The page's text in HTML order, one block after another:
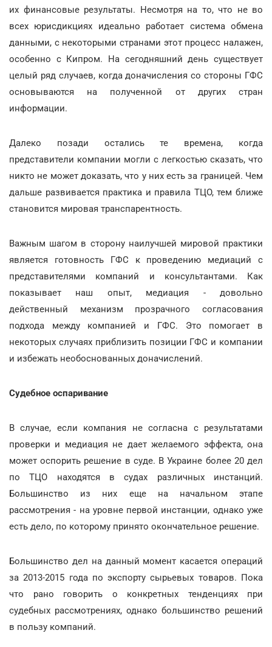
их финансовые результаты. Несмотря на то, что не во
всех юрисдикциях идеально работает система обмена
данными, с некоторыми странами этот процесс налажен,
особенно с Кипром. На сегодняшний день существует
целый ряд случаев, когда доначисления со стороны ГФС
основываются на полученной от других стран
информации.
Далеко позади остались те времена, когда
представители компании могли с легкостью сказать, что
никто не может доказать, что у них есть за границей. Чем
дальше развивается практика и правила ТЦО, тем ближе
становится мировая транспарентность.
Важным шагом в сторону наилучшей мировой практики
является готовность ГФС к проведению медиаций с
представителями компаний и консультантами. Как
показывает наш опыт, медиация - довольно
действенный механизм прозрачного согласования
подхода между компанией и ГФС. Это помогает в
некоторых случаях приблизить позиции ГФС и компании
и избежать необоснованных доначислений.
Судебное оспаривание
В случае, если компания не согласна с результатами
проверки и медиация не дает желаемого эффекта, она
может оспорить решение в суде. В Украине более 20 дел
по ТЦО находятся в судах различных инстанций.
Большинство из них еще на начальном этапе
рассмотрения - на уровне первой инстанции, однако уже
есть дело, по которому принято окончательное решение.
Большинство дел на данный момент касается операций
за 2013-2015 года по экспорту сырьевых товаров. Пока
что рано говорить о конкретных тенденциях при
судебных рассмотрениях, однако большинство решений
в пользу компаний.